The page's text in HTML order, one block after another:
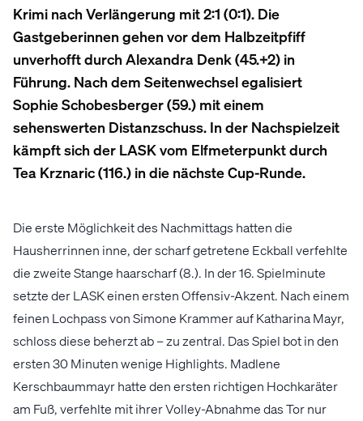
Krimi nach Verlängerung mit 2:1 (0:1). Die
Gastgeberinnen gehen vor dem Halbzeitpfiff
unverhofft durch Alexandra Denk (45.+2) in
Führung. Nach dem Seitenwechsel egalisiert
Sophie Schobesberger (59.) mit einem
sehenswerten Distanzschuss. In der Nachspielzeit
kämpft sich der LASK vom Elfmeterpunkt durch
Tea Krznaric (116.) in die nächste Cup-Runde.
Die erste Möglichkeit des Nachmittags hatten die
Hausherrinnen inne, der scharf getretene Eckball verfehlte
die zweite Stange haarscharf (8.). In der 16. Spielminute
setzte der LASK einen ersten Offensiv-Akzent. Nach einem
feinen Lochpass von Simone Krammer auf Katharina Mayr,
schloss diese beherzt ab – zu zentral. Das Spiel bot in den
ersten 30 Minuten wenige Highlights. Madlene
Kerschbaummayr hatte den ersten richtigen Hochkaräter
am Fuß, verfehlte mit ihrer Volley-Abnahme das Tor nur